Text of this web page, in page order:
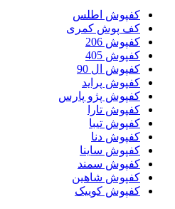
کفپوش اطلس
کف پوش کمری
کفپوش 206
کفپوش 405
کفپوش ال 90
کفپوش پراید
کفپوش پژو پارس
کفپوش تارا
کفپوش تیبا
کفپوش دنا
کفپوش ساینا
کفپوش سمند
کفپوش شاهین
کفپوش کوییک